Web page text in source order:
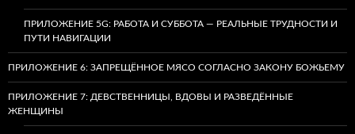
ПРИЛОЖЕНИЕ 5G: РАБОТА И СУББОТА — РЕАЛЬНЫЕ ТРУДНОСТИ И
ПУТИ НАВИГАЦИИ
ПРИЛОЖЕНИЕ 6: ЗАПРЕЩЁННОЕ МЯСО СОГЛАСНО ЗАКОНУ БОЖЬЕМУ
ПРИЛОЖЕНИЕ 7: ДЕВСТВЕННИЦЫ, ВДОВЫ И РАЗВЕДЁННЫЕ
ЖЕНЩИНЫ